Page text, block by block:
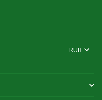
RUB